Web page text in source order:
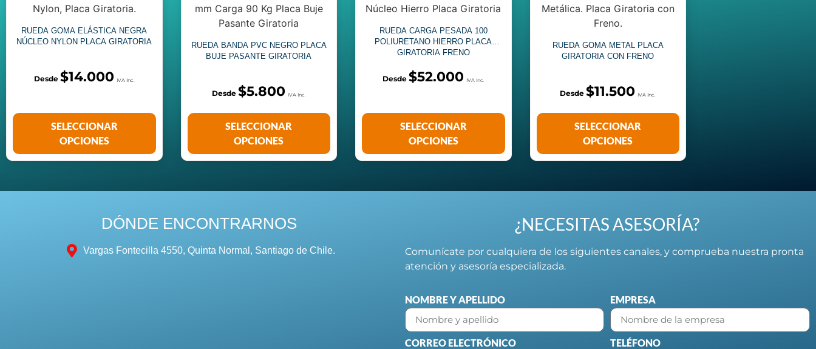
RUEDA GOMA ELÁSTICA NEGRA
NÚCLEO NYLON PLACA GIRATORIA
$14.000
SELECCIONAR
OPCIONES
RUEDA BANDA PVC NEGRO PLACA
BUJE PASANTE GIRATORIA
$5.800
SELECCIONAR
OPCIONES
RUEDA CARGA PESADA 100
POLIURETANO HIERRO PLACA
GIRATORIA FRENO
$52.000
SELECCIONAR
OPCIONES
RUEDA GOMA METAL PLACA
GIRATORIA CON FRENO
$11.500
SELECCIONAR
OPCIONES
DÓNDE ENCONTRARNOS
Vargas Fontecilla 4550, Quinta Normal, Santiago de Chile.
¿NECESITAS ASESORÍA?
Comunícate por cualquiera de los siguientes canales, y comprueba nuestra pronta
atención y asesoría especializada.
NOMBRE Y APELLIDO EMPRESA
CORREO ELECTRÓNICO TELÉFONO